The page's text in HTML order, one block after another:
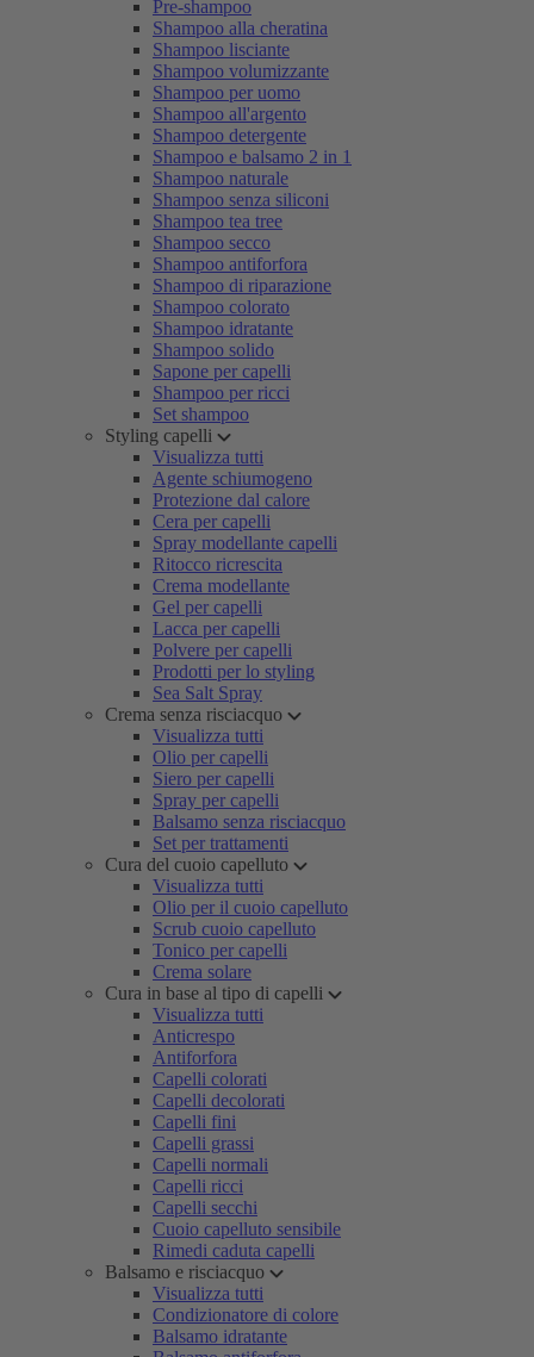
Pre-shampoo
Shampoo alla cheratina
Shampoo lisciante
Shampoo volumizzante
Shampoo per uomo
Shampoo all'argento
Shampoo detergente
Shampoo e balsamo 2 in 1
Shampoo naturale
Shampoo senza siliconi
Shampoo tea tree
Shampoo secco
Shampoo antiforfora
Shampoo di riparazione
Shampoo colorato
Shampoo idratante
Shampoo solido
Sapone per capelli
Shampoo per ricci
Set shampoo
Styling capelli
Visualizza tutti
Agente schiumogeno
Protezione dal calore
Cera per capelli
Spray modellante capelli
Ritocco ricrescita
Crema modellante
Gel per capelli
Lacca per capelli
Polvere per capelli
Prodotti per lo styling
Sea Salt Spray
Crema senza risciacquo
Visualizza tutti
Olio per capelli
Siero per capelli
Spray per capelli
Balsamo senza risciacquo
Set per trattamenti
Cura del cuoio capelluto
Visualizza tutti
Olio per il cuoio capelluto
Scrub cuoio capelluto
Tonico per capelli
Crema solare
Cura in base al tipo di capelli
Visualizza tutti
Anticrespo
Antiforfora
Capelli colorati
Capelli decolorati
Capelli fini
Capelli grassi
Capelli normali
Capelli ricci
Capelli secchi
Cuoio capelluto sensibile
Rimedi caduta capelli
Balsamo e risciacquo
Visualizza tutti
Condizionatore di colore
Balsamo idratante